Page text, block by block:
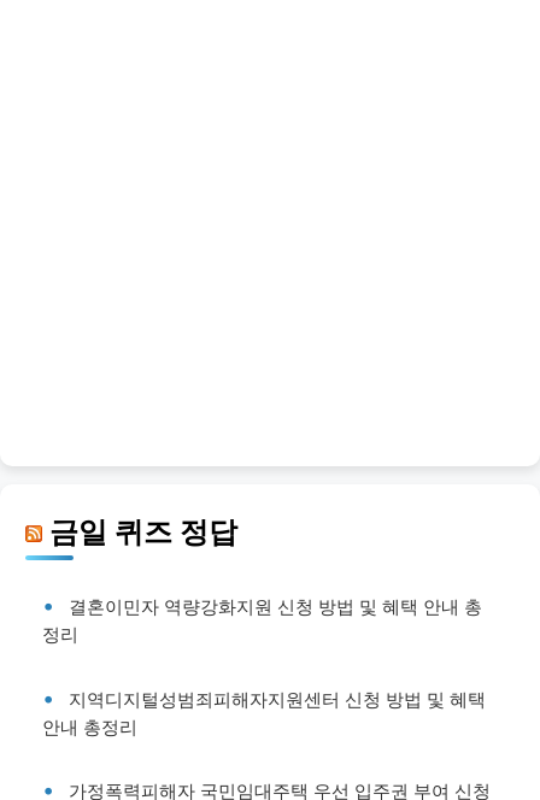
금일 퀴즈 정답
결혼이민자 역량강화지원 신청 방법 및 혜택 안내 총
정리
지역디지털성범죄피해자지원센터 신청 방법 및 혜택
안내 총정리
가정폭력피해자 국민임대주택 우선 입주권 부여 신청